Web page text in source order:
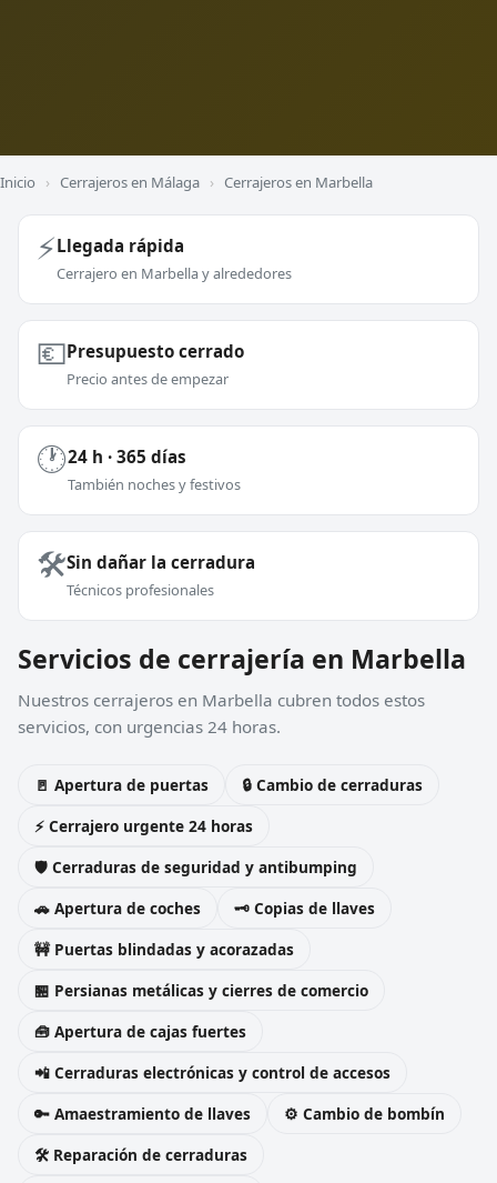
Inicio › Cerrajeros en Málaga › Cerrajeros en Marbella
⚡Llegada rápida
Cerrajero en Marbella y alrededores
💶Presupuesto cerrado
Precio antes de empezar
🕐24 h · 365 días
También noches y festivos
🛠️Sin dañar la cerradura
Técnicos profesionales
Servicios de cerrajería en Marbella
Nuestros cerrajeros en Marbella cubren todos estos
servicios, con urgencias 24 horas.
🚪 Apertura de puertas
🔒 Cambio de cerraduras
⚡ Cerrajero urgente 24 horas
🛡️ Cerraduras de seguridad y antibumping
🚗 Apertura de coches
🗝️ Copias de llaves
🚧 Puertas blindadas y acorazadas
🏪 Persianas metálicas y cierres de comercio
🧰 Apertura de cajas fuertes
📲 Cerraduras electrónicas y control de accesos
🔑 Amaestramiento de llaves
⚙️ Cambio de bombín
🛠️ Reparación de cerraduras